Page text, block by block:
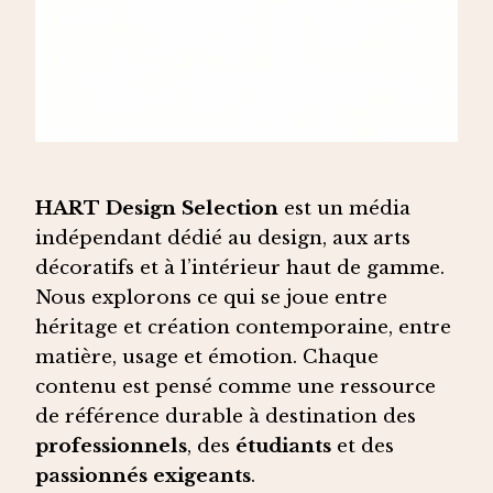
HART Design Selection est un média
indépendant dédié au design, aux arts
décoratifs et à l’intérieur haut de gamme.
Nous explorons ce qui se joue entre
héritage et création contemporaine, entre
matière, usage et émotion. Chaque
contenu est pensé comme une ressource
de référence durable à destination des
professionnels, des étudiants et des
passionnés exigeants.